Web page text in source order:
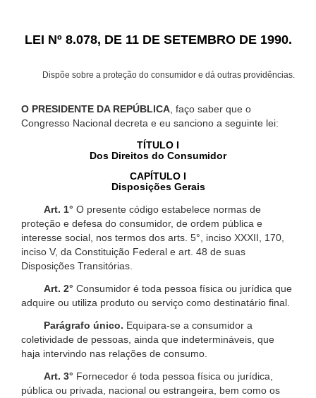
LEI Nº 8.078, DE 11 DE SETEMBRO DE 1990.
Dispõe sobre a proteção do consumidor e dá outras providências.
O PRESIDENTE DA REPÚBLICA , faço saber que o
Congresso Nacional decreta e eu sanciono a seguinte lei:
TÍTULO I
Dos Direitos do Consumidor
CAPÍTULO I
Disposições Gerais
Art. 1° O presente código estabelece normas de
proteção e defesa do consumidor, de ordem pública e
interesse social, nos termos dos arts. 5°, inciso XXXII, 170,
inciso V, da Constituição Federal e art. 48 de suas
Disposições Transitórias.
Art. 2° Consumidor é toda pessoa física ou jurídica que
adquire ou utiliza produto ou serviço como destinatário final.
Parágrafo único. Equipara-se a consumidor a
coletividade de pessoas, ainda que indetermináveis, que
haja intervindo nas relações de consumo.
Art. 3° Fornecedor é toda pessoa física ou jurídica,
pública ou privada, nacional ou estrangeira, bem como os